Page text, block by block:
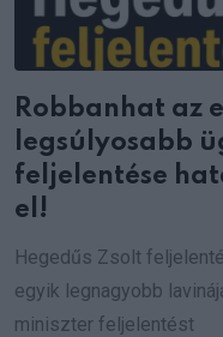
Robbanhat az
legsúlyosabb
feljelentése
el!
Hegedűs Zsolt
egyik legnagyobb
miniszter feljelentést